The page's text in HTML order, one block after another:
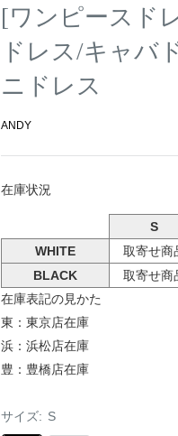
[ワンピースド
ドレス/キャバ
ニドレス
ANDY
在庫状況
S
WHITE
取寄せ商
BLACK
取寄せ商
在庫表記の見かた
東：東京店在庫
浜：浜松店在庫
豊：豊橋店在庫
サイズ: S